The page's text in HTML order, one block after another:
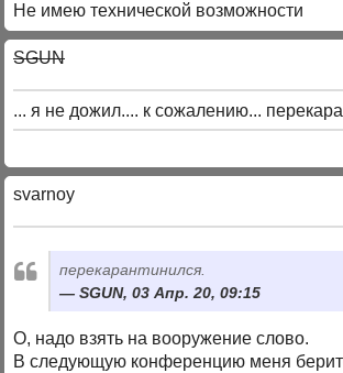
Не имею технической возможности
SGUN
... я не дожил.... к сожалению...
svarnoy
перекарантинился.
SGUN, 03 Апр. 20, 09:15
О, надо взять на вооружение слово.
В следующую конференцию меня